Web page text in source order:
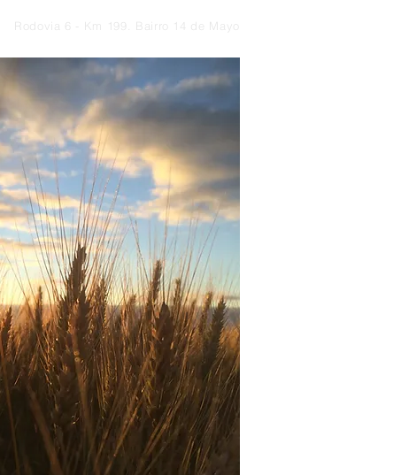
Rodovia 6 - Km 199. Bairro 14 de Mayo